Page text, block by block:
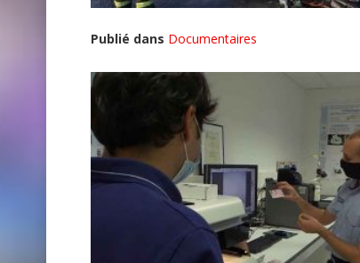
Publié dans Documentaires